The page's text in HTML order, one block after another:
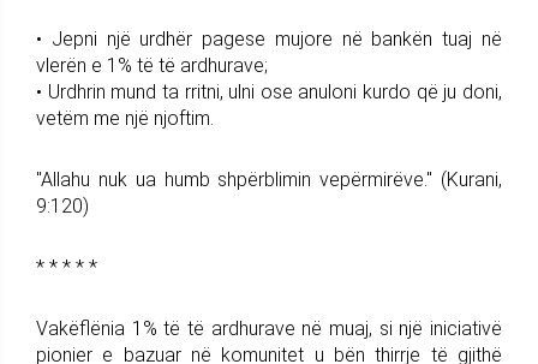
• Jepni një urdhër pagese mujore në bankën tuaj në
vlerën e 1% të të ardhurave;
• Urdhrin mund ta rritni, ulni ose anuloni kurdo që ju doni,
vetëm me një njoftim.
"Allahu nuk ua humb shpërblimin vepërmirëve." (Kurani,
9:120)
* * * * *
Vakëflënia 1% të të ardhurave në muaj, si një iniciativë
pionier e bazuar në komunitet u bën thirrje të gjithë